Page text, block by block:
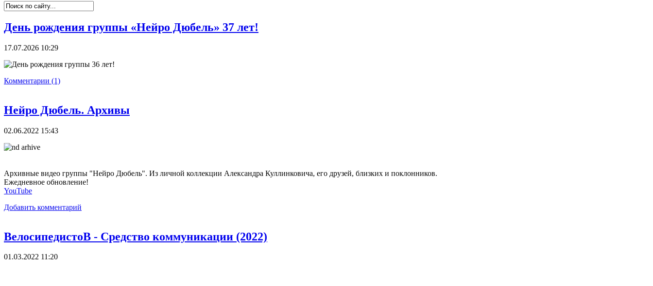
День рождения группы «Нейро Дюбель» 37 лет!
17.07.2026 10:29
Комментарии (1)
Нейро Дюбель. Архивы
02.06.2022 15:43
Архивные видео группы "Нейро Дюбель". Из личной коллекции Александра Куллинковича, его друзей, близких и поклонников.
Ежедневное обновление!
YouTube
Добавить комментарий
ВелосипедистоВ - Средство коммуникации (2022)
01.03.2022 11:20